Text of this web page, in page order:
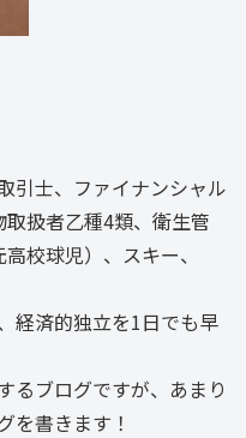
引士、ファイナンシャル
扱者乙種4類、衛生管
校球児）、スキー、
経済的独立を1日でも早
るブログですが、あまり
を書きます！